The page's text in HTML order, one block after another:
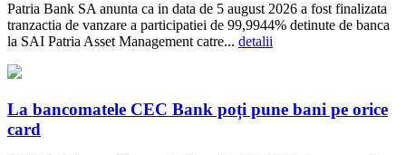
Patria Bank SA anunta ca in data de 5 august 2026 a fost finalizata
tranzactia de vanzare a participatiei de 99,9944% detinute de banca
la SAI Patria Asset Management catre... detalii
La bancomatele CEC Bank poți pune bani pe orice
card